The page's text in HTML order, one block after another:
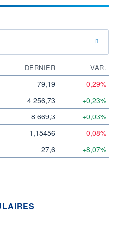
DERNIER
VAR.
79,19 -0,29%
4 256,73 +0,23%
8 669,3 +0,03%
1,15456 -0,08%
27,6 +8,07%